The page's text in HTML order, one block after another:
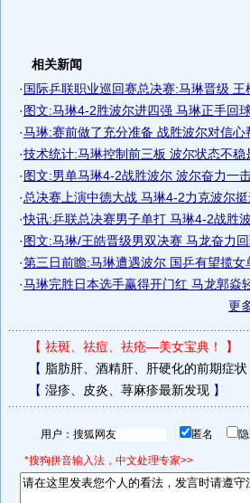
相关新闻
·国际乒联职业巡回赛总决赛:马琳晋级 王
·图文:马琳4-2胜波尔进四强 马琳正手回
·马琳:赛前做了充分准备 战胜波尔对信心
·技术统计:马琳控制前三板 波尔状态不稳
·图文:男单马琳4-2战胜波尔 波尔奋力一
·总决赛上演中德大战 马琳4-2力克波尔
·快讯:乒联总决赛男子单打 马琳4-2战胜
·图文:马琳/王皓晋级男双决赛 马龙奋力
·第三日前瞻:马琳遭遇波尔 国乒有望揽女
·马琳完胜日本选手赢得开门红 马龙郭焱
更
【 祛斑、祛痘、祛疮—美女宝典！ 】
【 脂肪肝、酒精肝、肝硬化的前期症状
【 湿疹、皮炎、荨麻疹最新发现】
用户： 匿名
*搜狗拼音输入法，中文处理专家>>